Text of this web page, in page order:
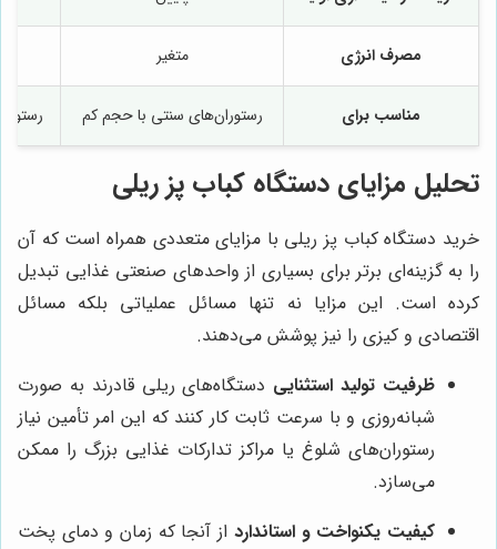
مصرف انرژی متغیر
مناسب برای رستوران‌های سنتی با حجم کم
تحلیل مزایای دستگاه کباب پز ریلی
خرید دستگاه کباب پز ریلی با مزایای متعددی همراه است که آن
را به گزینه‌ای برتر برای بسیاری از واحدهای صنعتی غذایی تبدیل
کرده است. این مزایا نه تنها مسائل عملیاتی بلکه مسائل
اقتصادی و کیزی را نیز پوشش می‌دهند.
ظرفیت تولید استثنایی دستگاه‌های ریلی قادرند به صورت
شبانه‌روزی و با سرعت ثابت کار کنند که این امر تأمین نیاز
رستوران‌های شلوغ یا مراکز تدارکات غذایی بزرگ را ممکن
می‌سازد.
کیفیت یکنواخت و استاندارد از آنجا که زمان و دمای پخت